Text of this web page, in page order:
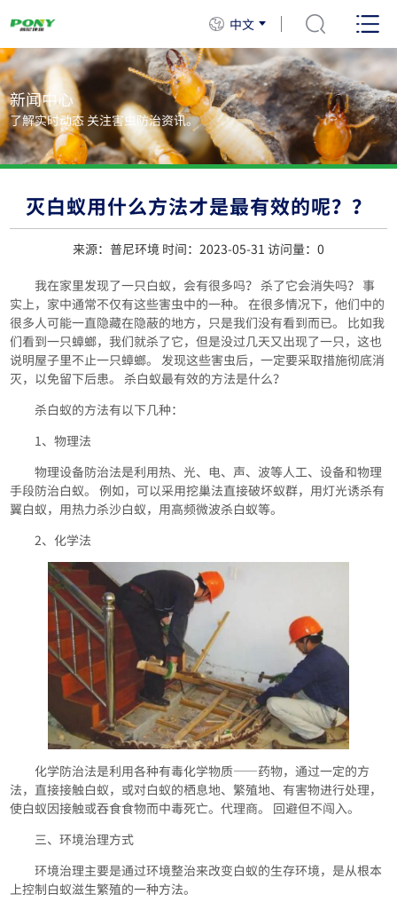
中文
新闻中心
了解实时动态 关注害虫防治资讯。
灭白蚁用什么方法才是最有效的呢？？
来源：普尼环境 时间：2023-05-31 访问量： 0
我在家里发现了一只白蚁，会有很多吗？ 杀了它会消失吗？ 事
实上，家中通常不仅有这些害虫中的一种。 在很多情况下，他们中的
很多人可能一直隐藏在隐蔽的地方，只是我们没有看到而已。 比如我
们看到一只蟑螂，我们就杀了它，但是没过几天又出现了一只，这也
说明屋子里不止一只蟑螂。 发现这些害虫后，一定要采取措施彻底消
灭，以免留下后患。 杀白蚁最有效的方法是什么？
杀白蚁的方法有以下几种：
1、物理法
物理设备防治法是利用热、光、电、声、波等人工、设备和物理
手段防治白蚁。 例如，可以采用挖巢法直接破坏蚁群，用灯光诱杀有
翼白蚁，用热力杀沙白蚁，用高频微波杀白蚁等。
2、化学法
化学防治法是利用各种有毒化学物质——药物，通过一定的方
法，直接接触白蚁，或对白蚁的栖息地、繁殖地、有害物进行处理，
使白蚁因接触或吞食食物而中毒死亡。代理商。 回避但不闯入。
三、环境治理方式
环境治理主要是通过环境整治来改变白蚁的生存环境，是从根本
上控制白蚁滋生繁殖的一种方法。